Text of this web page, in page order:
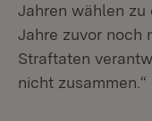
Jahren wählen
Jahre zuvor noch
Straftaten
nicht zusammen.“